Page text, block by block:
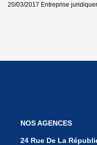
20/03/2017 Entreprise
NOS AGENCES
24 Rue De La